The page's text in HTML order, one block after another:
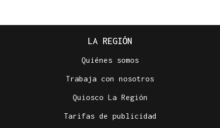
LA REGIÓN
Quiénes somos
Trabaja con nosotros
Quiosco La Región
Tarifas de publicidad